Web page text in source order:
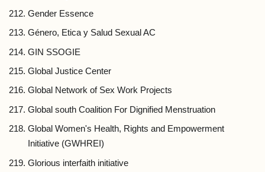
Gender Essence
Género, Etica y Salud Sexual AC
GIN SSOGIE
Global Justice Center
Global Network of Sex Work Projects
Global south Coalition For Dignified Menstruation
Global Women's Health, Rights and Empowerment
Initiative (GWHREI)
Glorious interfaith initiative